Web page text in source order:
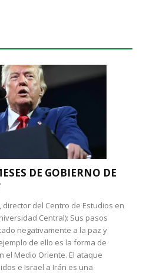
DE GOBIERNO DE
director del Centro de Estudios en
Central): Sus pasos
negativamente a la paz y
de ello es la forma de
el Medio Oriente. El ataque
e Israel a Irán es una